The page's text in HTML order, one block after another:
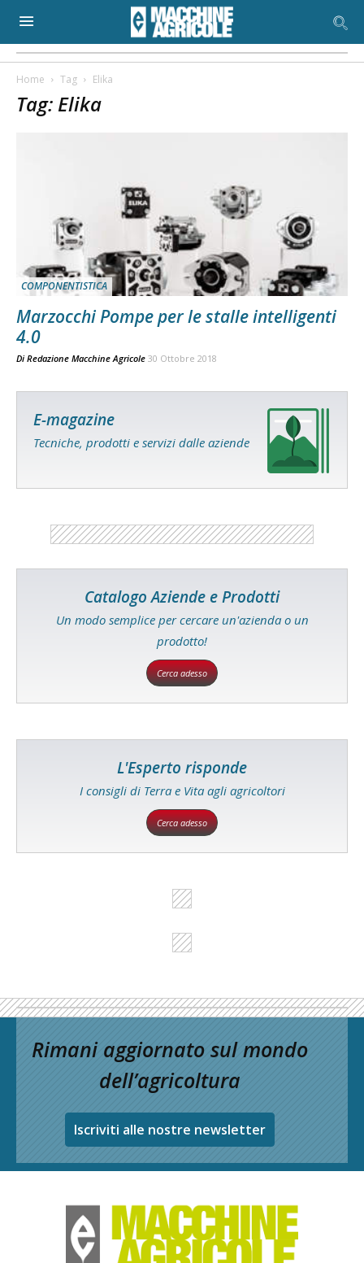
Home Tag Elika
Tag: Elika
COMPONENTISTICA
Marzocchi Pompe per le stalle intelligenti
4.0
Di Redazione Macchine Agricole 30 Ottobre 2018
E-magazine
Tecniche, prodotti e servizi dalle aziende
Catalogo Aziende e Prodotti
Un modo semplice per cercare un'azienda o un
prodotto!
Cerca adesso
L'Esperto risponde
I consigli di Terra e Vita agli agricoltori
Cerca adesso
Rimani aggiornato sul mondo
dell’agricoltura
Iscriviti alle nostre newsletter